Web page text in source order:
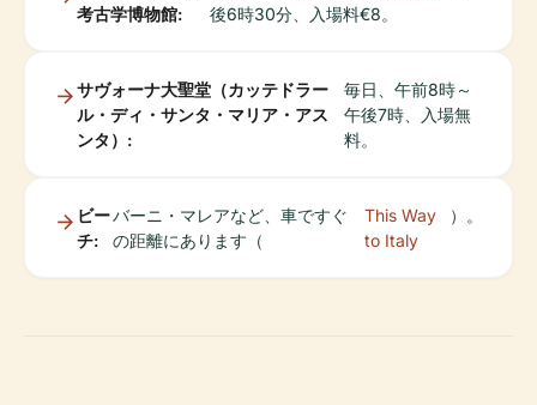
考古学博物館:
後6時30分、入場料€8。
サヴォーナ大聖堂（カッテドラー
ル・ディ・サンタ・マリア・アス
ンタ）:
毎日、午前8時～
午後7時、入場無
料。
ビー
チ:
バーニ・マレアなど、車ですぐ
の距離にあります（
This Way
to Italy
）。